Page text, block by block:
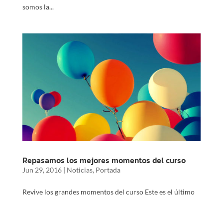
somos la...
Repasamos los mejores momentos del curso
Jun 29, 2016| Noticias, Portada
Revive los grandes momentos del curso Este es el último